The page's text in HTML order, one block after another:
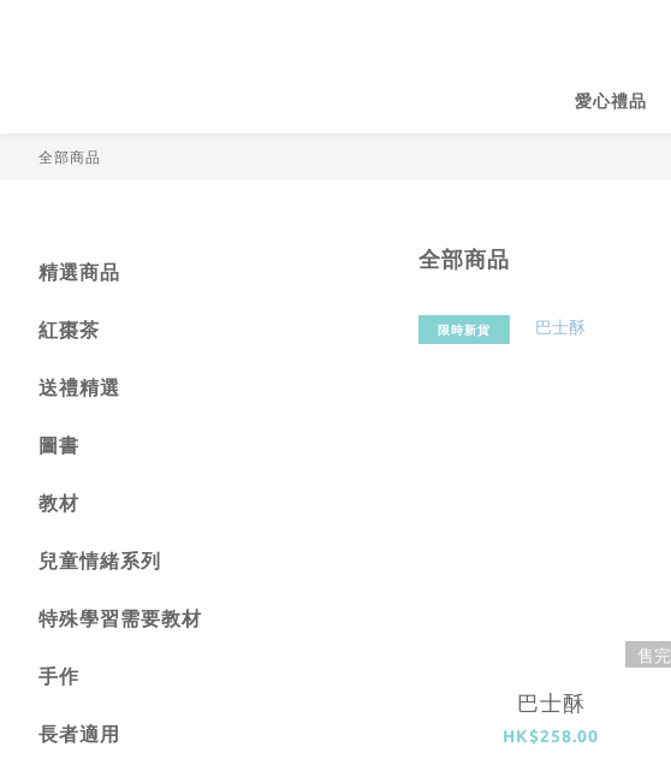
愛心禮品
全部商品
精選商品
紅棗茶
送禮精選
圖書
教材
兒童情緒系列
特殊學習需要教材
手作
長者適用
全部商品
限時新貨
售完
巴士酥
HK$258.00